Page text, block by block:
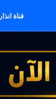
قناة